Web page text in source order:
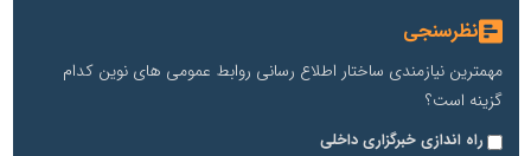
نظرسنجی
مهمترین نیازمندی ساختار اطلاع رسانی روابط عمومی های نوین کدام
گزینه است؟
راه اندازی خبرگزاری داخلی